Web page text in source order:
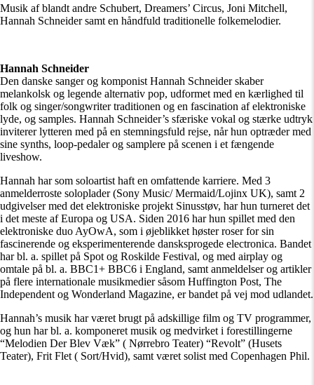
Musik af blandt andre Schubert, Dreamers’ Circus, Joni Mitchell,
Hannah Schneider samt en håndfuld traditionelle folkemelodier.
Hannah Schneider
Den danske sanger og komponist Hannah Schneider skaber
melankolsk og legende alternativ pop, udformet med en kærlighed til
folk og singer/songwriter traditionen og en fascination af elektroniske
lyde, og samples. Hannah Schneider’s sfæriske vokal og stærke udtryk
inviterer lytteren med på en stemningsfuld rejse, når hun optræder med
sine synths, loop-pedaler og samplere på scenen i et fængende
liveshow.
Hannah har som soloartist haft en omfattende karriere. Med 3
anmelderroste soloplader (Sony Music/ Mermaid/Lojinx UK), samt 2
udgivelser med det elektroniske projekt Sinusstøv, har hun turneret det
i det meste af Europa og USA. Siden 2016 har hun spillet med den
elektroniske duo AyOwA, som i øjeblikket høster roser for sin
fascinerende og eksperimenterende dansksprogede electronica. Bandet
har bl. a. spillet på Spot og Roskilde Festival, og med airplay og
omtale på bl. a. BBC1+ BBC6 i England, samt anmeldelser og artikler
på flere internationale musikmedier såsom Huffington Post, The
Independent og Wonderland Magazine, er bandet på vej mod udlandet.
Hannah’s musik har været brugt på adskillige film og TV programmer,
og hun har bl. a. komponeret musik og medvirket i forestillingerne
“Melodien Der Blev Væk” ( Nørrebro Teater) “Revolt” (Husets
Teater), Frit Flet ( Sort/Hvid), samt været solist med Copenhagen Phil.